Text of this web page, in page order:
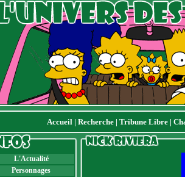
Accueil| Recherche| Tribune Libre |
L'Actualité
Personnages